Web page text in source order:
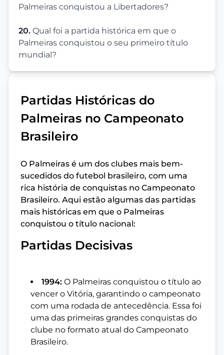
Palmeiras conquistou a Libertadores?
20. Qual foi a partida histórica em que o
Palmeiras conquistou o seu primeiro título
mundial?
Partidas Históricas do
Palmeiras no Campeonato
Brasileiro
O Palmeiras é um dos clubes mais bem-
sucedidos do futebol brasileiro, com uma
rica história de conquistas no Campeonato
Brasileiro. Aqui estão algumas das partidas
mais históricas em que o Palmeiras
conquistou o título nacional:
Partidas Decisivas
1994: O Palmeiras conquistou o título ao
vencer o Vitória, garantindo o campeonato
com uma rodada de antecedência. Essa foi
uma das primeiras grandes conquistas do
clube no formato atual do Campeonato
Brasileiro.